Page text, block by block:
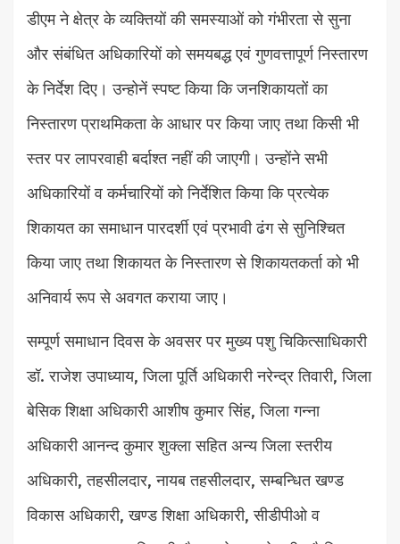
डीएम ने क्षेत्र के व्यक्तियों की समस्याओं को गंभीरता से सुना
और संबंधित अधिकारियों को समयबद्ध एवं गुणवत्तापूर्ण निस्तारण
के निर्देश दिए। उन्होनें स्पष्ट किया कि जनशिकायतों का
निस्तारण प्राथमिकता के आधार पर किया जाए तथा किसी भी
स्तर पर लापरवाही बर्दाश्त नहीं की जाएगी। उन्होंने सभी
अधिकारियों व कर्मचारियों को निर्देशित किया कि प्रत्येक
शिकायत का समाधान पारदर्शी एवं प्रभावी ढंग से सुनिश्चित
किया जाए तथा शिकायत के निस्तारण से शिकायतकर्ता को भी
अनिवार्य रूप से अवगत कराया जाए।
सम्पूर्ण समाधान दिवस के अवसर पर मुख्य पशु चिकित्साधिकारी
डॉ. राजेश उपाध्याय, जिला पूर्ति अधिकारी नरेन्द्र तिवारी, जिला
बेसिक शिक्षा अधिकारी आशीष कुमार सिंह, जिला गन्ना
अधिकारी आनन्द कुमार शुक्ला सहित अन्य जिला स्तरीय
अधिकारी, तहसीलदार, नायब तहसीलदार, सम्बन्धित खण्ड
विकास अधिकारी, खण्ड शिक्षा अधिकारी, सीडीपीओ व